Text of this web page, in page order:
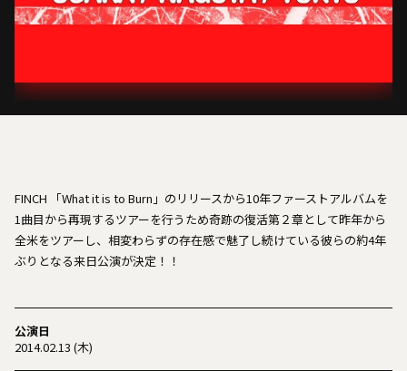
FINCH 「What it is to Burn」のリリースから10年ファーストアルバムを
1曲目から再現するツアーを行うため奇跡の復活第２章として昨年から
全米をツアーし、相変わらずの存在感で魅了し続けている彼らの約4年
ぶりとなる来日公演が決定！！
公演日
2014.02.13 (木)